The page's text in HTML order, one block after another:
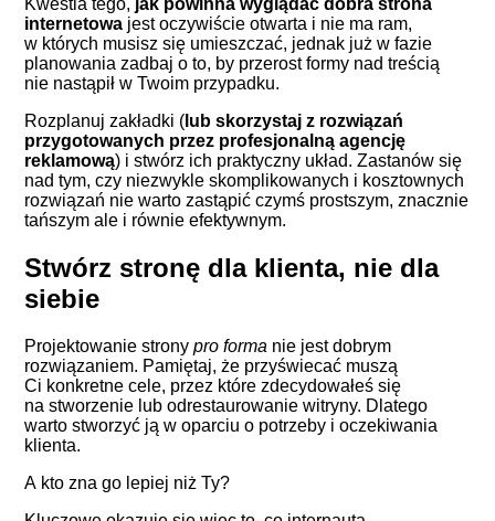
Kwestia tego, jak powinna wyglądać dobra strona
internetowa jest oczywiście otwarta i nie ma ram,
w których musisz się umieszczać, jednak już w fazie
planowania zadbaj o to, by przerost formy nad treścią
nie nastąpił w Twoim przypadku.
Rozplanuj zakładki ( lub skorzystaj z rozwiązań
przygotowanych przez profesjonalną agencję
reklamową) i stwórz ich praktyczny układ. Zastanów się
nad tym, czy niezwykle skomplikowanych i kosztownych
rozwiązań nie warto zastąpić czymś prostszym, znacznie
tańszym ale i równie efektywnym.
Stwórz stronę dla klienta, nie dla
siebie
Projektowanie stronypro forma nie jest dobrym
rozwiązaniem. Pamiętaj, że przyświecać muszą
Ci konkretne cele, przez które zdecydowałeś się
na stworzenie lub odrestaurowanie witryny. Dlatego
warto stworzyć ją w oparciu o potrzeby i oczekiwania
klienta.
A kto zna go lepiej niż Ty?